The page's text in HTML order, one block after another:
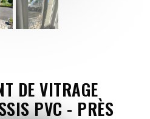
DE VITRAGE
PVC - PRÈS